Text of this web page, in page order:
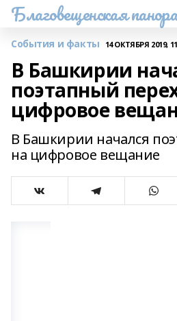
Благовещенская
События и факты 14 ОКТЯБРЯ 2019,
В Башкирии
поэтапный
цифровое
В Башкирии начался
на цифровое вещание